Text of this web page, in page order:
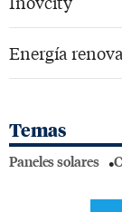
Energía
Temas
Paneles solares